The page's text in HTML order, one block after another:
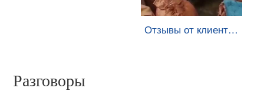
Отзывы от клиентов
Разговоры